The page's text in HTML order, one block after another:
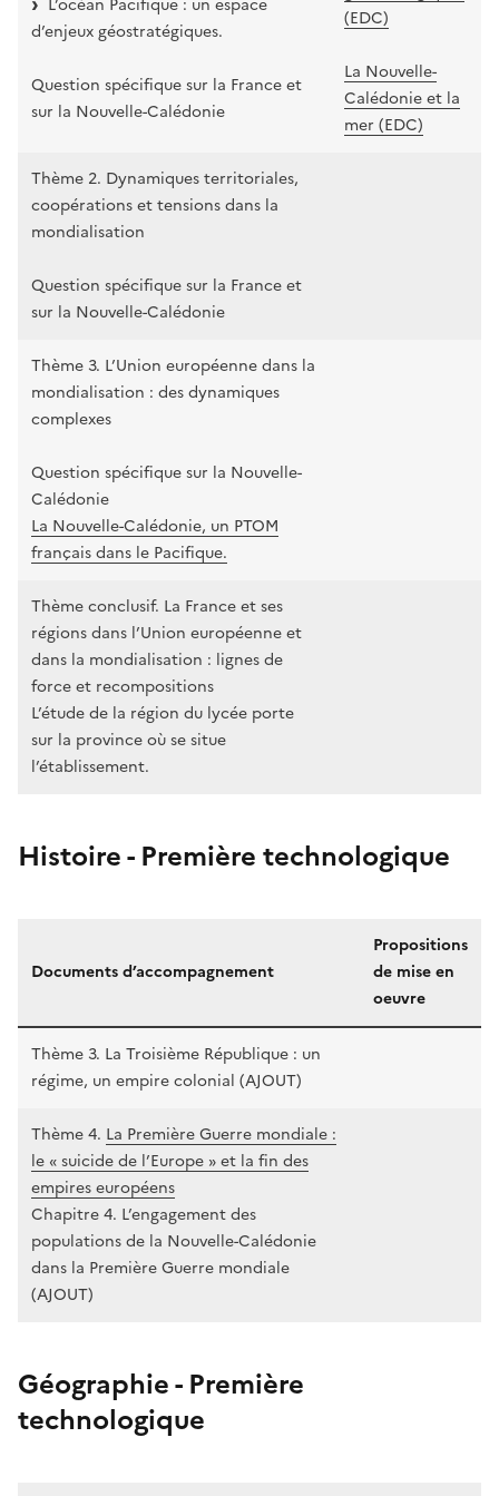
L’océan Pacifique : un espace
d’enjeux géostratégiques.
Question spécifique sur la France et
sur la Nouvelle-Calédonie
(EDC)
La Nouvelle-
Calédonie et la
mer (EDC)
Thème 2. Dynamiques territoriales,
coopérations et tensions dans la
mondialisation
Question spécifique sur la France et
sur la Nouvelle-Calédonie
Thème 3. L’Union européenne dans la
mondialisation : des dynamiques
complexes
Question spécifique sur la Nouvelle-
Calédonie
La Nouvelle-Calédonie, un PTOM
français dans le Pacifique.
Thème conclusif. La France et ses
régions dans l’Union européenne et
dans la mondialisation : lignes de
force et recompositions
L’étude de la région du lycée porte
sur la province où se situe
l’établissement.
Histoire - Première technologique
Documents d’accompagnement
Propositions
de mise en
oeuvre
Thème 3. La Troisième République : un
régime, un empire colonial (AJOUT)
Thème 4. La Première Guerre mondiale :
le « suicide de l’Europe » et la fin des
empires européens
Chapitre 4. L’engagement des
populations de la Nouvelle-Calédonie
dans la Première Guerre mondiale
(AJOUT)
Géographie - Première
technologique